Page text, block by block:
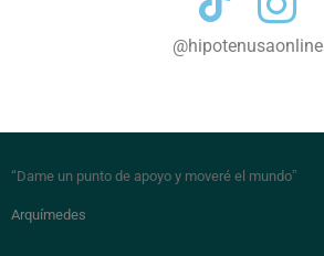
@hipotenusaonline
“Dame un punto de apoyo y moveré el mundo”
Arquímedes